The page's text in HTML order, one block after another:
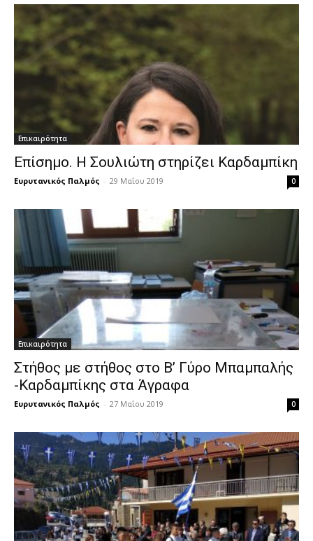
Επικαιρότητα
Επίσημο. Η Σουλιώτη στηρίζει Καρδαμπίκη
Ευρυτανικός Παλμός - 29 Μαΐου 2019 0
Επικαιρότητα
Στήθος με στήθος στο Β’ Γύρο Μπαμπαλής
-Καρδαμπίκης στα Άγραφα
Ευρυτανικός Παλμός - 27 Μαΐου 2019 0